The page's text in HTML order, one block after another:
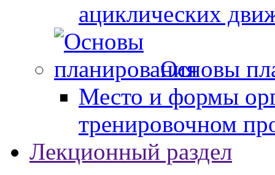
ациклических
Основы
Место и формы
тренировочном
Лекционный раздел